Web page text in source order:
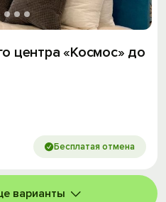
центра «Космос» до
Бесплатая отмена
варианты